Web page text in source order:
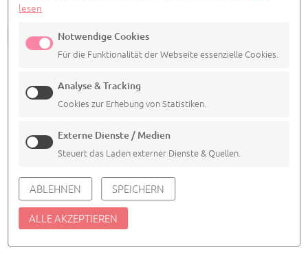
ALLE TERMINE ANSEHEN
© 2026Agentur Siedepunkt
lesen
Notwendige Cookies
Für die Funktionalität der Webseite essenzielle Cookies.
Analyse & Tracking
Cookies zur Erhebung von Statistiken.
Externe Dienste / Medien
Steuert das Laden externer Dienste & Quellen.
ABLEHNEN SPEICHERN
ALLE AKZEPTIEREN